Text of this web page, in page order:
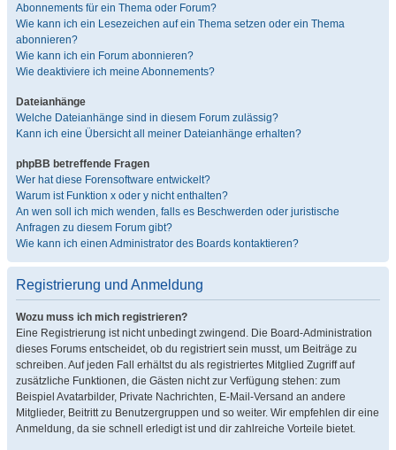
Abonnements für ein Thema oder Forum?
Wie kann ich ein Lesezeichen auf ein Thema setzen oder ein Thema
abonnieren?
Wie kann ich ein Forum abonnieren?
Wie deaktiviere ich meine Abonnements?
Dateianhänge
Welche Dateianhänge sind in diesem Forum zulässig?
Kann ich eine Übersicht all meiner Dateianhänge erhalten?
phpBB betreffende Fragen
Wer hat diese Forensoftware entwickelt?
Warum ist Funktion x oder y nicht enthalten?
An wen soll ich mich wenden, falls es Beschwerden oder juristische
Anfragen zu diesem Forum gibt?
Wie kann ich einen Administrator des Boards kontaktieren?
Registrierung und Anmeldung
Wozu muss ich mich registrieren?
Eine Registrierung ist nicht unbedingt zwingend. Die Board-Administration
dieses Forums entscheidet, ob du registriert sein musst, um Beiträge zu
schreiben. Auf jeden Fall erhältst du als registriertes Mitglied Zugriff auf
zusätzliche Funktionen, die Gästen nicht zur Verfügung stehen: zum
Beispiel Avatarbilder, Private Nachrichten, E-Mail-Versand an andere
Mitglieder, Beitritt zu Benutzergruppen und so weiter. Wir empfehlen dir eine
Anmeldung, da sie schnell erledigt ist und dir zahlreiche Vorteile bietet.